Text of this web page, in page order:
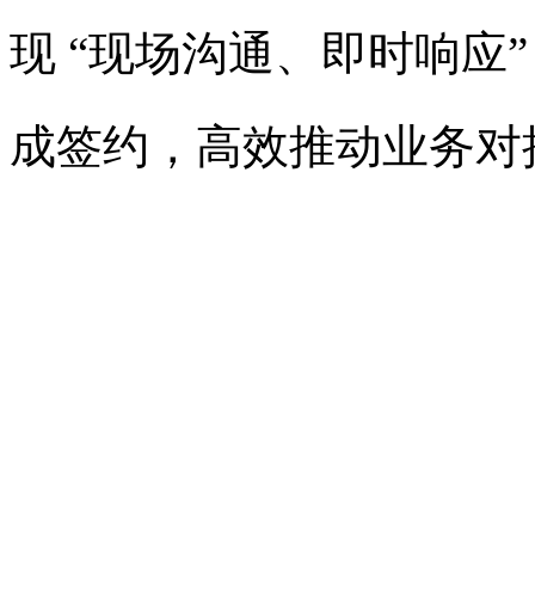
现 “现场沟通、即时响应
成签约，高效推动业务对